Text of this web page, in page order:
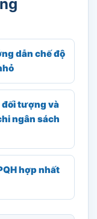
dẫn chế độ
đối tượng và
ngân sách
hợp nhất